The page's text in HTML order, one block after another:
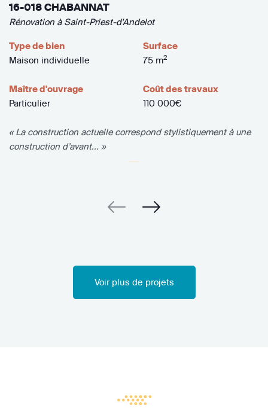
16-018 CHABANNAT
Rénovation à Saint-Priest-d'Andelot
Type de bien
Maison individuelle
Surface
75 m2
Maître d'ouvrage
Particulier
Coût des travaux
110 000€
« La construction actuelle correspond stylistiquement à une
construction d’avant... »
Voir plus de projets